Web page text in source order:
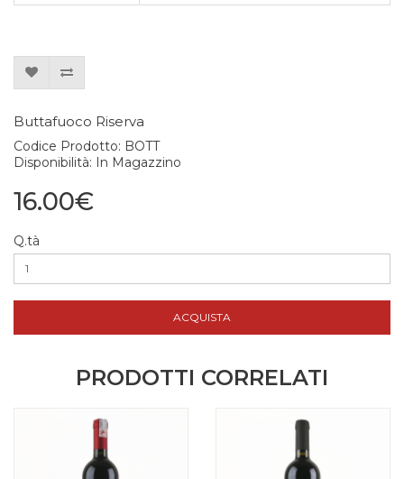
Buttafuoco Riserva
Codice Prodotto: BOTT
Disponibilità: In Magazzino
16.00€
Q.tà
ACQUISTA
PRODOTTI CORRELATI